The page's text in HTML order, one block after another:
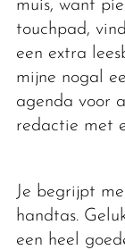
muis, want
touchpad,
een extra
mijne nogal
agenda voor
redactie met
Je begrijpt
handtas.
een heel